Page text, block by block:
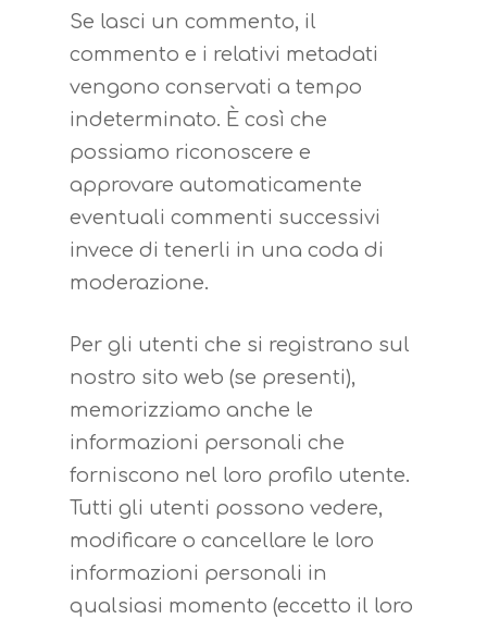
Se lasci un commento, il
commento e i relativi metadati
vengono conservati a tempo
indeterminato. È così che
possiamo riconoscere e
approvare automaticamente
eventuali commenti successivi
invece di tenerli in una coda di
moderazione.
Per gli utenti che si registrano sul
nostro sito web (se presenti),
memorizziamo anche le
informazioni personali che
forniscono nel loro profilo utente.
Tutti gli utenti possono vedere,
modificare o cancellare le loro
informazioni personali in
qualsiasi momento (eccetto il loro